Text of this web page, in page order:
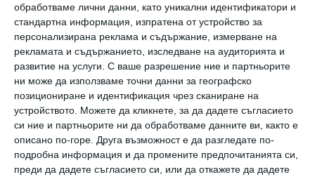
обработваме лични данни, като уникални идентификатори и
стандартна информация, изпратена от устройство за
персонализирана реклама и съдържание, измерване на
рекламата и съдържанието, изследване на аудиторията и
развитие на услуги. С ваше разрешение ние и партньорите
ни може да използваме точни данни за географско
позициониране и идентификация чрез сканиране на
устройството. Можете да кликнете, за да дадете съгласието
си ние и партньорите ни да обработваме данните ви, както е
описано по-горе. Друга възможност е да разгледате по-
подробна информация и да промените предпочитанията си,
преди да дадете съгласието си, или да откажете да дадете
Известни личности с името Рая
Рая Назарян, зам.председаел на парламента
Рая Пеева, актриса
Рая Иванова, журналист
Рая Млякова, волейболист
Как галено да се обръщате към
малкото дете на име Рая